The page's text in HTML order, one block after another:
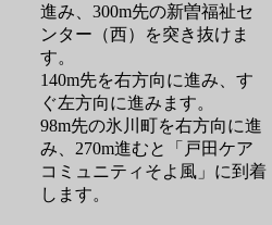
進み、300m先の新曽福祉セ
ンター（西）を突き抜けま
す。
140m先を右方向に進み、す
ぐ左方向に進みます。
98m先の氷川町を右方向に進
み、270m進むと「戸田ケア
コミュニティそよ風」に到着
します。